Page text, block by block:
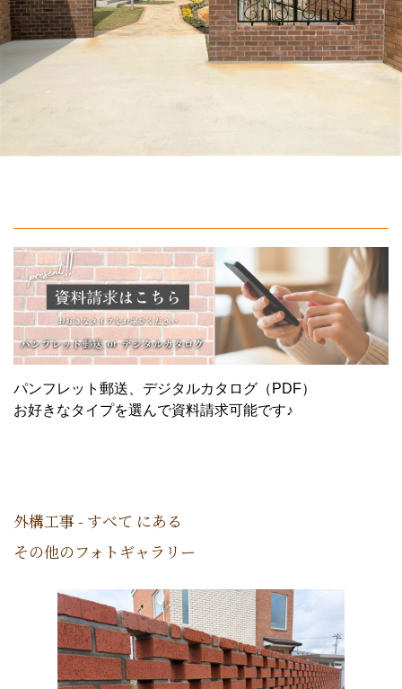
パンフレット郵送、デジタルカタログ（PDF）
お好きなタイプを選んで資料請求可能です♪
外構工事 - すべて にある
その他のフォトギャラリー